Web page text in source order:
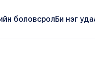
боловсролБи нэг